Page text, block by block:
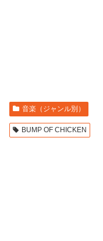
音楽（ジャンル別）
BUMP OF CHICKEN